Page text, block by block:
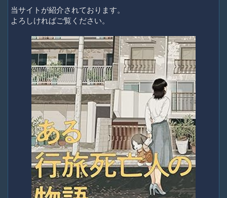
当サイトが紹介されております。
よろしければご覧ください。